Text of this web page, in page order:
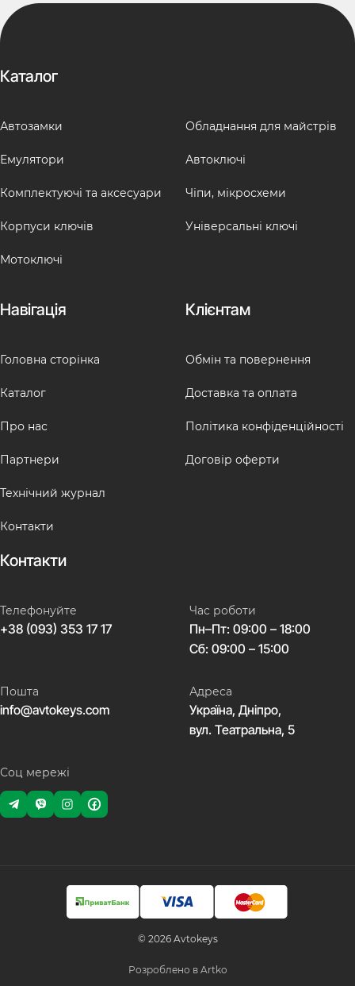
Каталог
Автозамки
Емулятори
Комплектуючі та аксесуари
Корпуси ключів
Мотоключі
Обладнання для майстрів
Автоключі
Чіпи, мікросхеми
Універсальні ключі
Навігація
Головна сторінка
Каталог
Про нас
Партнери
Технічний журнал
Контакти
Клієнтам
Обмін та повернення
Доставка та оплата
Політика конфіденційності
Договір оферти
Контакти
Телефонуйте
+38 (093) 353 17 17
Час роботи
Пн–Пт: 09:00 – 18:00
Сб: 09:00 – 15:00
Пошта
info@avtokeys.com
Адреса
Україна, Дніпро,
вул. Театральна, 5
Соц мережі
© 2026 Avtokeys
Розроблено в Artko